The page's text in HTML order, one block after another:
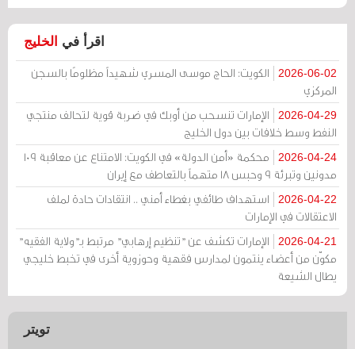
اقرأ في الخليج
2026-06-02
الكويت: الحاج موسى المسري شهيداً مظلومًا بالسجن
المركزي
2026-04-29
الإمارات تنسحب من أوبك في ضربة قوية لتحالف منتجي
النفط وسط خلافات بين دول الخليج
2026-04-24
محكمة «أمن الدولة» في الكويت: الامتناع عن معاقبة 109
مدونين وتبرئة 9 وحبس 18 متهماً بالتعاطف مع إيران
2026-04-22
استهداف طائفي بغطاء أمني .. انتقادات حادة لملف
الاعتقالات في الإمارات
2026-04-21
الإمارات تكشف عن "تنظيم إرهابي" مرتبط بـ"ولاية الفقيه"
مكوّن من أعضاء ينتمون لمدارس فقهية وحوزوية أخرى في تخبط خليجي
يطال الشيعة
تويتر